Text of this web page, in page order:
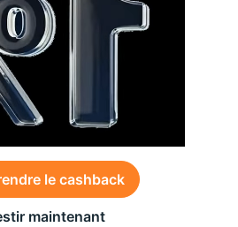
le cashback
maintenant